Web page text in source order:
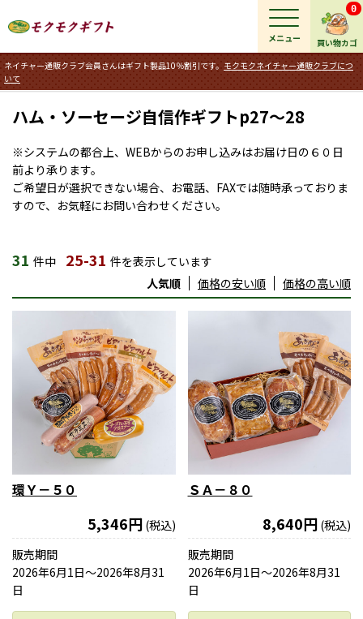
買い物カゴ
0
ネイチャー通販クラブ会員さんはギフト製品10％割引です。 モクモクネイチャー通販クラブにつ
いて
メニュー
ハム・ソーセージ自信作ギフトp27～28
※システムの都合上、WEBからのお申し込みはお届け日の６０日
前より承ります。
ご希望日が選択できない場合、お電話、FAXでは随時承っておりま
すので、お気軽にお問い合わせください。
31 件中 25-31 件を表示しています
人気順
価格の安い順 価格の高い順
環Ｙ－５０
5,346円 (税込)
販売期間
2026年6月1日〜2026年8月31
日
ＳＡ－８０
8,640円 (税込)
販売期間
2026年6月1日〜2026年8月31
日